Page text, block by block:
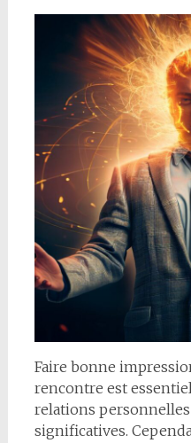
Faire bonne
rencontre est
relations
significatives.